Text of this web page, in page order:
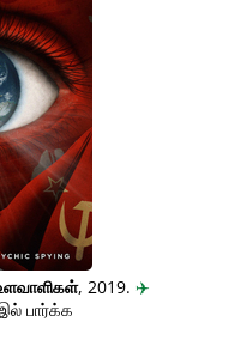
, 2019. ✈️
பார்க்க